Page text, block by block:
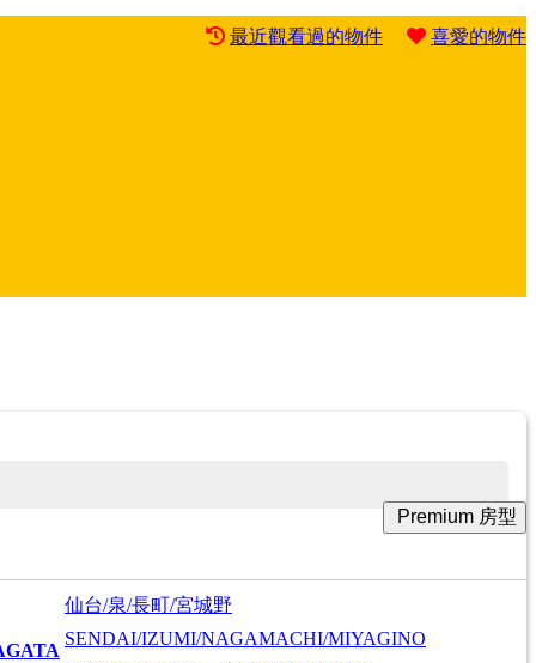
最近觀看過的物件 喜愛的物件
仙台/泉/長町/宮城野
SENDAI/IZUMI/NAGAMACHI/MIYAGINO
Premium 房型